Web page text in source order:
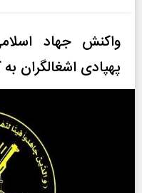
واکنش جهاد
پهپادی اشغالگران به